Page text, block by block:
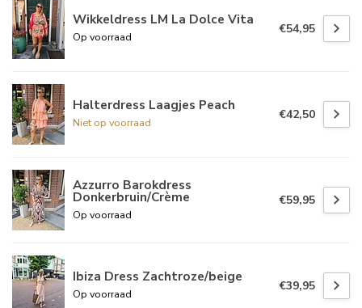
Wikkeldress LM La Dolce Vita
Op voorraad
€54,95
Halterdress Laagjes Peach
Niet op voorraad
€42,50
Azzurro Barokdress
Donkerbruin/Crème
Op voorraad
€59,95
Ibiza Dress Zachtroze/beige
Op voorraad
€39,95